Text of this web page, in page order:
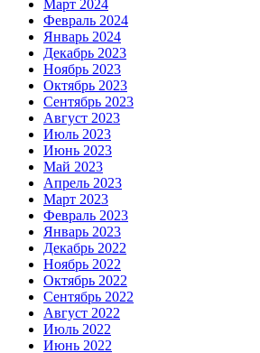
Март 2024
Февраль 2024
Январь 2024
Декабрь 2023
Ноябрь 2023
Октябрь 2023
Сентябрь 2023
Август 2023
Июль 2023
Июнь 2023
Май 2023
Апрель 2023
Март 2023
Февраль 2023
Январь 2023
Декабрь 2022
Ноябрь 2022
Октябрь 2022
Сентябрь 2022
Август 2022
Июль 2022
Июнь 2022